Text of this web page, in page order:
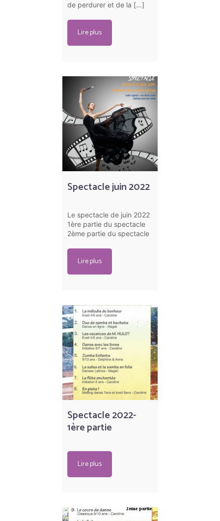
de perdurer et de la […]
Lire plus
Spectacle juin 2022
Le spectacle de juin 2022
1ère partie du spectacle
2ème partie du spectacle
Lire plus
Spectacle 2022-
1ère partie
Lire plus